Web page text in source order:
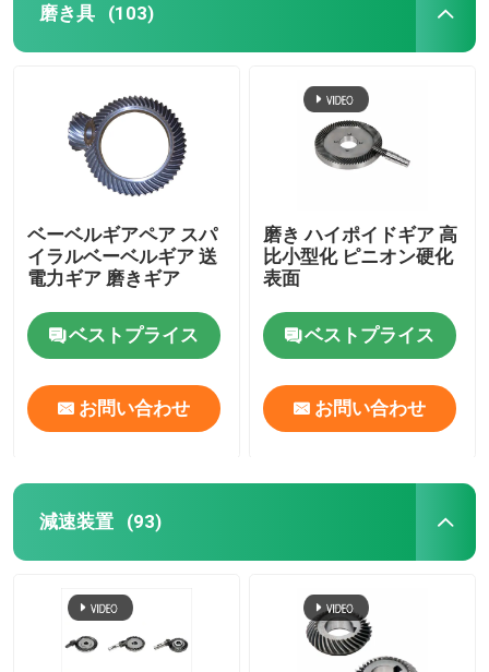
磨き具 (103)
ベーベルギアペア スパ
イラルベーベルギア 送
電力ギア 磨きギア
ベストプライス
お問い合わせ
磨き ハイポイドギア 高
比小型化 ピニオン硬化
表面
ベストプライス
お問い合わせ
減速装置 (93)